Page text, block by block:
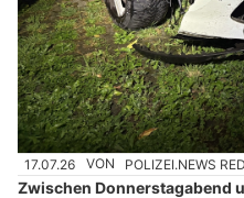
17.07.26 VON POLIZEI.NEWS
Zwischen Donnerstagabend